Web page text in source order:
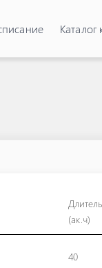
Каталог
(ак.ч)
40